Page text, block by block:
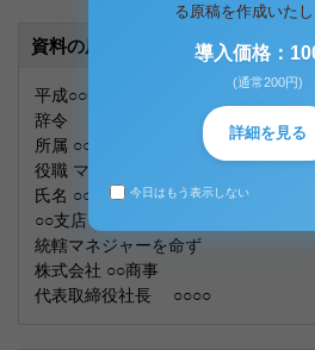
資料の原本内容
平成○○年○○月○○日
辞令
所属 ○○支店 営業第四部 法人営業課
役職 マネジャー
氏名 ○○○○
○○支店 営業第一部
統轄マネジャーを命ず
株式会社 ○○商事
代表取締役社長 ○○○○
る原稿を作成いたし
導入価格：
(通常200円)
詳細を見る
今日はもう表示しない